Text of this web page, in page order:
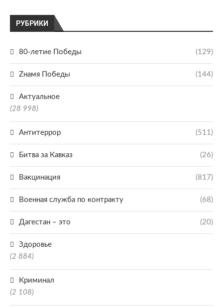
РУБРИКИ
80-летие Победы (129)
Zнамя Победы (144)
Актуальное
(28 998)
Антитеррор (511)
Битва за Кавказ (26)
Вакцинация (817)
Военная служба по контракту (68)
Дагестан – это (20)
Здоровье
(2 884)
Криминал
(2 108)